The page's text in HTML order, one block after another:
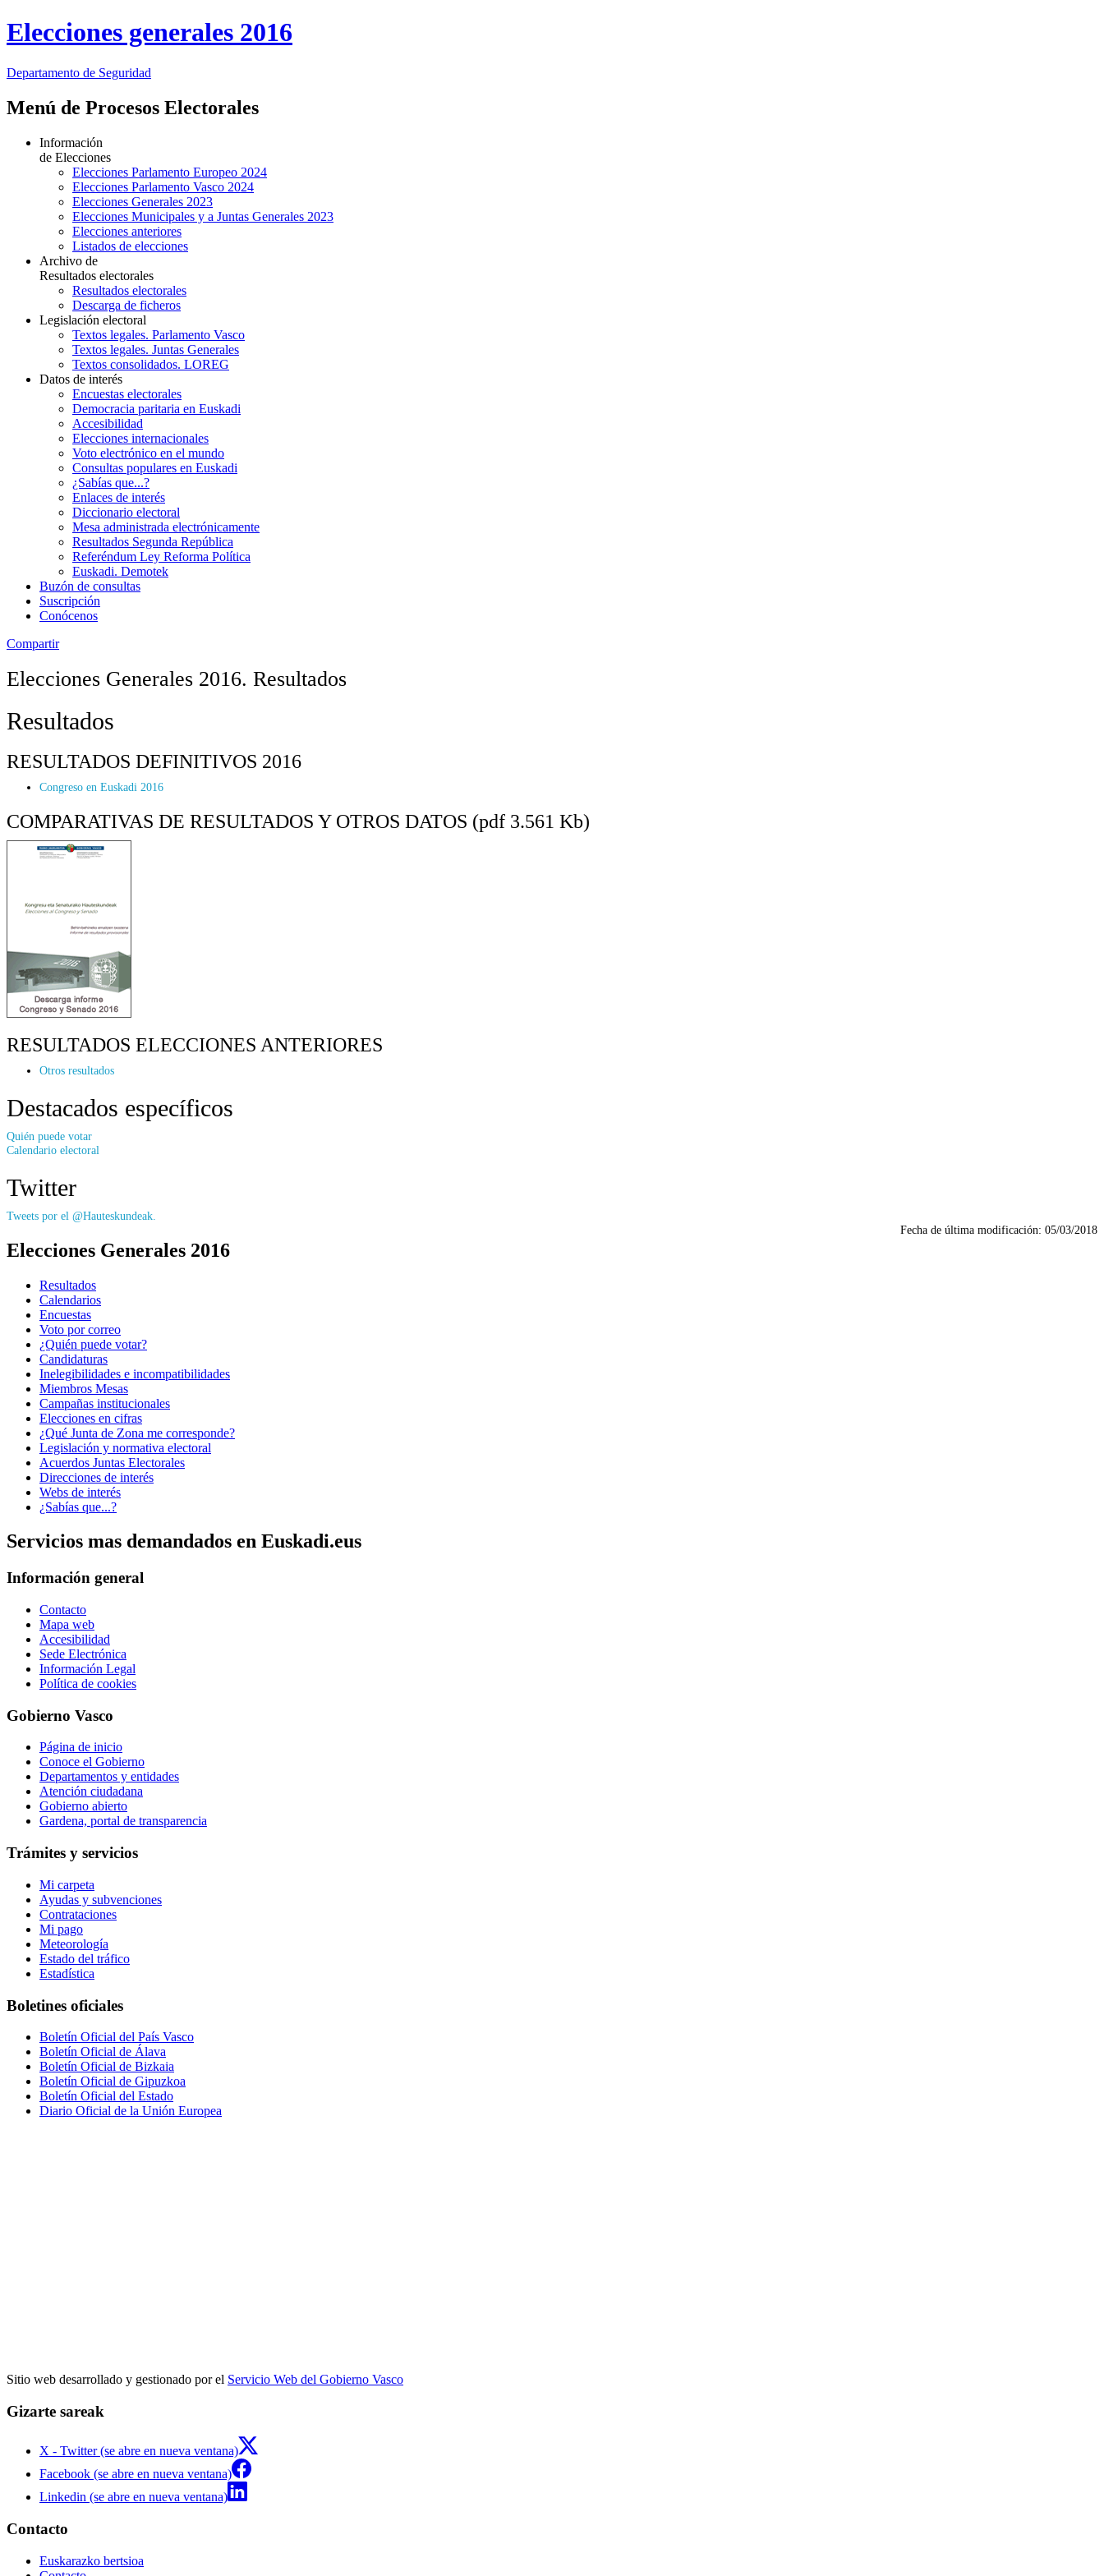
Elecciones generales 2016
Departamento de Seguridad
Menú de Procesos Electorales
Información
de Elecciones
Elecciones Parlamento Europeo 2024
Elecciones Parlamento Vasco 2024
Elecciones Generales 2023
Elecciones Municipales y a Juntas Generales 2023
Elecciones anteriores
Listados de elecciones
Archivo de
Resultados electorales
Resultados electorales
Descarga de ficheros
Legislación electoral
Textos legales. Parlamento Vasco
Textos legales. Juntas Generales
Textos consolidados. LOREG
Datos de interés
Encuestas electorales
Democracia paritaria en Euskadi
Accesibilidad
Elecciones internacionales
Voto electrónico en el mundo
Consultas populares en Euskadi
¿Sabías que...?
Enlaces de interés
Diccionario electoral
Mesa administrada electrónicamente
Resultados Segunda República
Referéndum Ley Reforma Política
Euskadi. Demotek
Buzón de consultas
Suscripción
Conócenos
Compartir
Elecciones Generales 2016. Resultados
Resultados
RESULTADOS DEFINITIVOS 2016
Congreso en Euskadi 2016
COMPARATIVAS DE RESULTADOS Y OTROS DATOS (pdf 3.561 Kb)
RESULTADOS ELECCIONES ANTERIORES
Otros resultados
Destacados específicos
Quién puede votar
Calendario electoral
Twitter
Tweets por el @Hauteskundeak.
Fecha de última modificación: 05/03/2018
Elecciones Generales 2016
Resultados
Calendarios
Encuestas
Voto por correo
¿Quién puede votar?
Candidaturas
Inelegibilidades e incompatibilidades
Miembros Mesas
Campañas institucionales
Elecciones en cifras
¿Qué Junta de Zona me corresponde?
Legislación y normativa electoral
Acuerdos Juntas Electorales
Direcciones de interés
Webs de interés
¿Sabías que...?
Servicios mas demandados en Euskadi.eus
Información general
Contacto
Mapa web
Accesibilidad
Sede Electrónica
Información Legal
Política de cookies
Gobierno Vasco
Página de inicio
Conoce el Gobierno
Departamentos y entidades
Atención ciudadana
Gobierno abierto
Gardena, portal de transparencia
Trámites y servicios
Mi carpeta
Ayudas y subvenciones
Contrataciones
Mi pago
Meteorología
Estado del tráfico
Estadística
Boletines oficiales
Boletín Oficial del País Vasco
Boletín Oficial de Álava
Boletín Oficial de Bizkaia
Boletín Oficial de Gipuzkoa
Boletín Oficial del Estado
Diario Oficial de la Unión Europea
Sitio web desarrollado y gestionado por el Servicio Web del Gobierno Vasco
Gizarte sareak
X - Twitter (se abre en nueva ventana)
Facebook (se abre en nueva ventana)
Linkedin (se abre en nueva ventana)
Contacto
Euskarazko bertsioa